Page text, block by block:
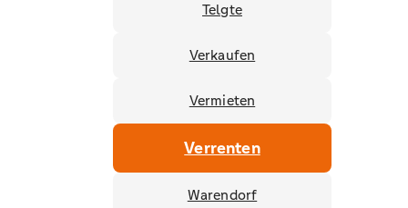
Telgte
Verkaufen
Vermieten
Verrenten
Warendorf